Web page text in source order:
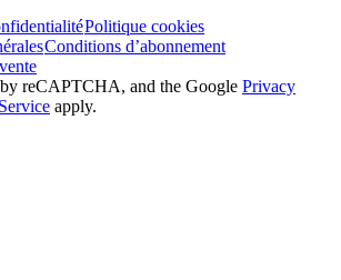
Politique cookies
Conditions d’abonnement
reCAPTCHA, and the Google Privacy
apply.